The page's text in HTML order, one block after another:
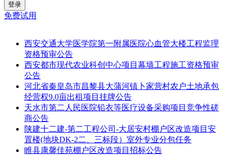
登录
免费试用
西安交通大学医学院第一附属医院心血管大楼工程监理
资格预审公告
西安都市现代农业科创中心项目幕墙工程施工资格预审
公告
河北省秦皇岛市昌黎县大蒲河镇卜家营村农户土地承包
经营权9.0亩出租项目挂牌公告
天水市第二人民医院铅衣等医疗设备采购项目竞争性磋
商公告
陕建十二建-第二工程公司-大居安村棚户区改造项目安
置楼(地块DK-2二、三标段）室外专业分包任务
睢县康馨佳苑棚户区改造项目招标公告